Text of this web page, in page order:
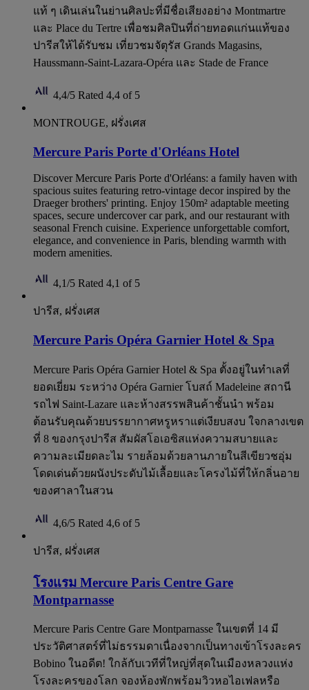
แท้ ๆ เดินเล่นในย่านศิลปะที่มีชื่อเสียงอย่าง Montmartre
และ Place du Tertre เพื่อชมศิลปินที่ถ่ายทอดแก่นแท้ของ
ปารีสให้ได้รับชม เที่ยวชมจัตุรัส Grands Magasins,
Haussmann-Saint-Lazara-Opéra และ Stade de France
4,4/5 Rated 4,4 of 5
MONTROUGE, ฝรั่งเศส
Mercure Paris Porte d'Orléans Hotel
Discover Mercure Paris Porte d'Orléans: a family haven with
spacious suites featuring retro-vintage decor inspired by the
Draeger brothers' printing. Enjoy 150m² adaptable meeting
spaces, secure undercover car park, and our restaurant with
seasonal French cuisine. Experience unforgettable comfort,
elegance, and convenience in Paris, blending warmth with
modern amenities.
4,1/5 Rated 4,1 of 5
ปารีส, ฝรั่งเศส
Mercure Paris Opéra Garnier Hotel & Spa
Mercure Paris Opéra Garnier Hotel & Spa ตั้งอยู่ในทำเลที่
ยอดเยี่ยม ระหว่าง Opéra Garnier โบสถ์ Madeleine สถานี
รถไฟ Saint-Lazare และห้างสรรพสินค้าชั้นนำ พร้อม
ต้อนรับคุณด้วยบรรยากาศหรูหราแต่เงียบสงบ ใจกลางเขต
ที่ 8 ของกรุงปารีส สัมผัสโอเอซิสแห่งความสบายและ
ความละเมียดละไม รายล้อมด้วยลานภายในสีเขียวชอุ่ม
โดดเด่นด้วยผนังประดับไม้เลื้อยและโครงไม้ที่ให้กลิ่นอาย
ของศาลาในสวน
4,6/5 Rated 4,6 of 5
ปารีส, ฝรั่งเศส
โรงแรม Mercure Paris Centre Gare
Montparnasse
Mercure Paris Centre Gare Montparnasse ในเขตที่ 14 มี
ประวัติศาสตร์ที่ไม่ธรรมดาเนื่องจากเป็นทางเข้าโรงละคร
Bobino ในอดีต! ใกล้กับเวทีที่ใหญ่ที่สุดในเมืองหลวงแห่ง
โรงละครของโลก จองห้องพักพร้อมวิวหอไอเฟลหรือ